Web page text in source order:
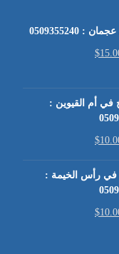
$
أم القيوين :
$
رأس الخيمة :
$